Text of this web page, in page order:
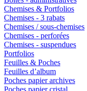
Chemises & Portfolios
Chemises - 3 rabats
Chemises / sous-chemises
Chemises - perforées
Chemises - suspendues
Portfolios
Feuilles & Poches
Feuilles d’album
Poches papier archives
Poches papier cristal